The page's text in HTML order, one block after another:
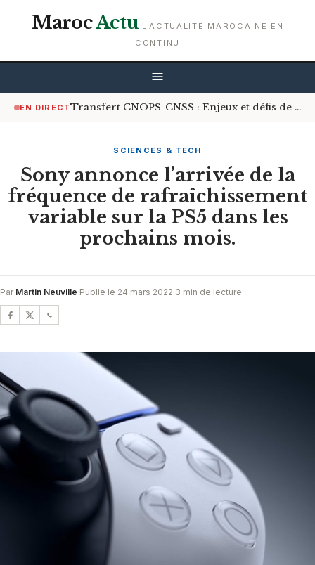
MarocActu L'ACTUALITE MAROCAINE EN
CONTINU
EN DIRECT Transfert CNOPS-CNSS : Enjeux et défis de la couverture médicale universelle
SCIENCES & TECH
Sony annonce l’arrivée de la
fréquence de rafraîchissement
variable sur la PS5 dans les
prochains mois.
Par Martin Neuville·Publie le 24 mars 2022·3 min de lecture